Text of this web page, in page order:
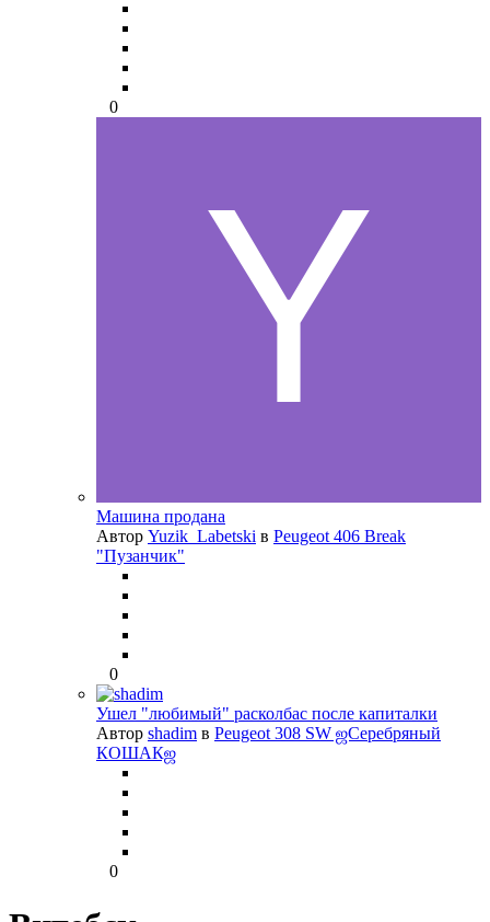
0
Машина продана
Автор Yuzik_Labetski в Peugeot 406 Break
"Пузанчик"
0
Ушел "любимый" расколбас после капиталки
Автор shadim в Peugeot 308 SW ஜСеребряный
КОШАКஜ
0